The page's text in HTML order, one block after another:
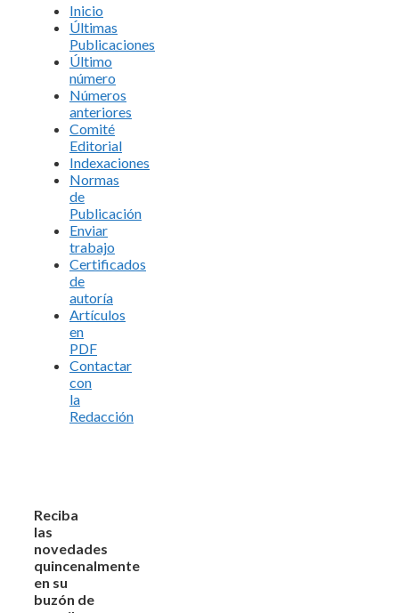
Inicio
Últimas
Publicaciones
Último
número
Números
anteriores
Comité
Editorial
Indexaciones
Normas
de
Publicación
Enviar
trabajo
Certificados
de
autoría
Artículos
en
PDF
Contactar
con
la
Redacción
Reciba
las
novedades
quincenalmente
en su
buzón de